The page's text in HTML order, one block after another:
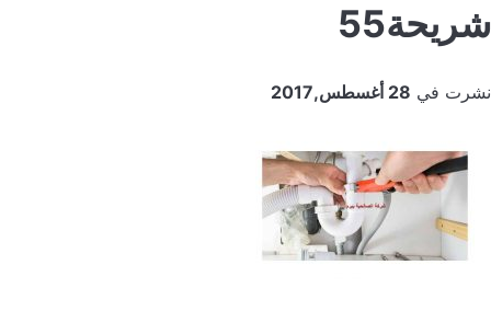
شريحة55
نشرت في 28 أغسطس,2017